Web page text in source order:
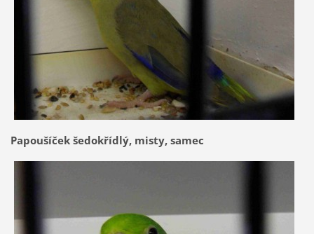
Papoušíček šedokřídlý, misty, samec